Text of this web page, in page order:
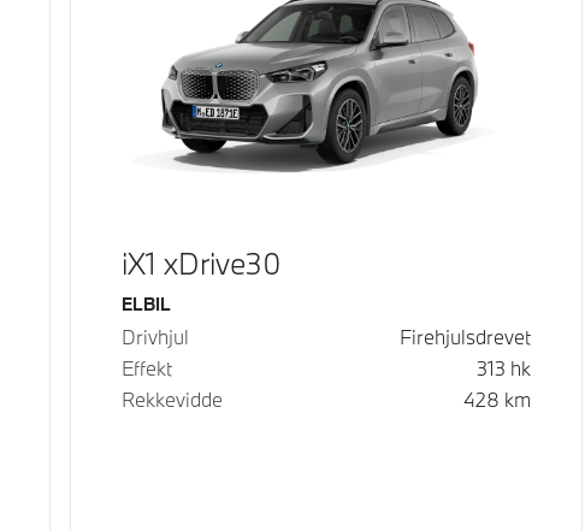
iX1 xDrive30
Drivstoff
ELBIL
Drivhjul
Firehjulsdrevet
Effekt
313 hk
Rekkevidde
428 km